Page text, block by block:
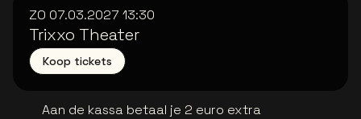
ZO 07.03.2027 13:30
Trixxo Theater
Koop tickets
Aan de kassa betaal je 2 euro extra